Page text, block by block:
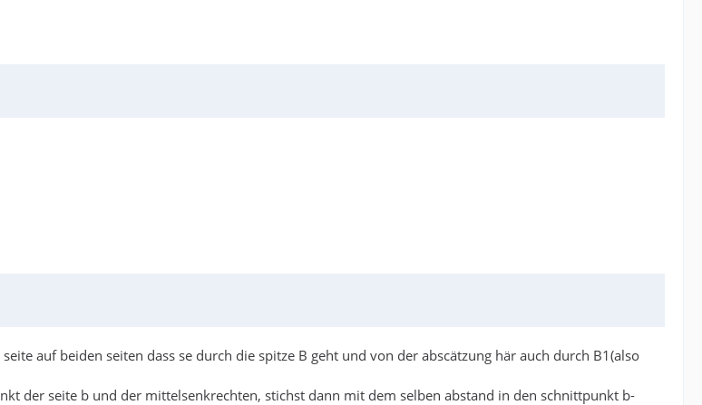
auf beiden seiten dass se durch die spitze B geht und von der abscätzung här auch durch B1(also
der seite b und der mittelsenkrechten, stichst dann mit dem selben abstand in den schnittpunkt b-